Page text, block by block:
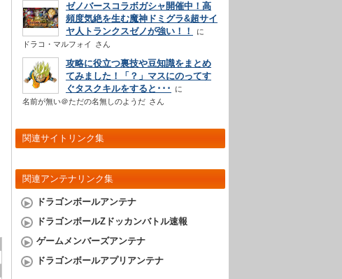
ゼノバースコラボガシャ開催中！高
頻度気絶を生む魔神ドミグラ&超サイ
ヤ人トランクスゼノが強い！！
ドラコ・マルフォイ さん
攻略に役立つ裏技や豆知識をまとめ
てみました！「？」マスにのってす
ぐタスクキルをすると･･･
名前が無い＠ただの名無しのようだ さん
関連サイトリンク集
関連アンテナリンク集
ドラゴンボールアンテナ
ドラゴンボールZドッカンバトル速報
ゲームメンバーズアンテナ
ドラゴンボールアプリアンテナ